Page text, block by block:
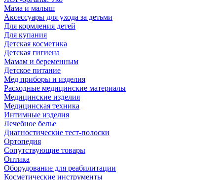
Мама и малыш
Аксессуары для ухода за детьми
Для кормления детей
Для купания
Детская косметика
Детская гигиена
Мамам и беременным
Детское питание
Мед приборы и изделия
Расходные медицинские материалы
Медицинские изделия
Медицинская техника
Интимные изделия
Лечебное белье
Диагностические тест-полоски
Ортопедия
Сопутствующие товары
Оптика
Оборудование для реабилитации
Косметические инструменты